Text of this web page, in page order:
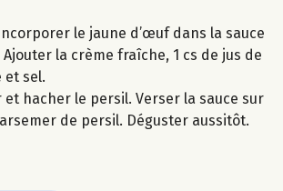
le jaune d’œuf dans la sauce
la crème fraîche, 1 cs de jus de
et sel.
et hacher le persil. Verser la sauce sur
de persil. Déguster aussitôt.